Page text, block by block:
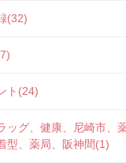
(32)
ト(24)
ッグ、健康、尼崎市、
型、薬局、阪神間(1)